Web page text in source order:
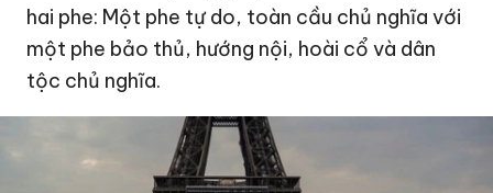
hai phe: Một phe tự do, toàn cầu chủ nghĩa với
một phe bảo thủ, hướng nội, hoài cổ và dân
tộc chủ nghĩa.